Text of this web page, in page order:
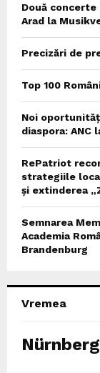
Două
Arad la
Precizări de
Top 100
Noi
diaspora: ANC
RePatriot
strategiile
și extinderea
Semnarea
Academia
Brandenburg
Vremea
Nürnberg